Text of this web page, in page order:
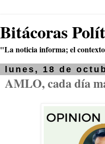
Bitácoras
"La noticia informa; el
lunes, 18 de
AMLO, cada día